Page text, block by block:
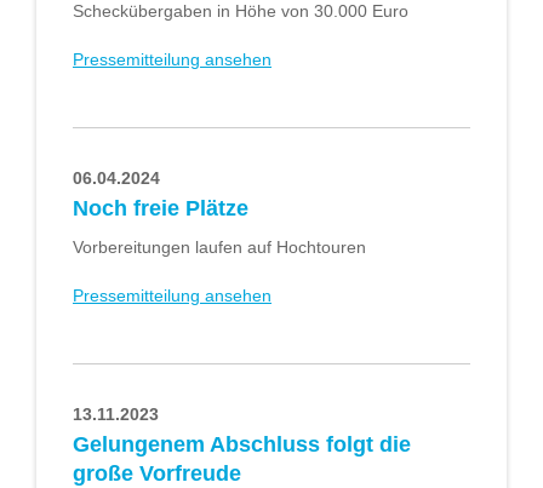
Scheckübergaben in Höhe von 30.000 Euro
Pressemitteilung ansehen
06.04.2024
Noch freie Plätze
Vorbereitungen laufen auf Hochtouren
Pressemitteilung ansehen
13.11.2023
Gelungenem Abschluss folgt die
große Vorfreude